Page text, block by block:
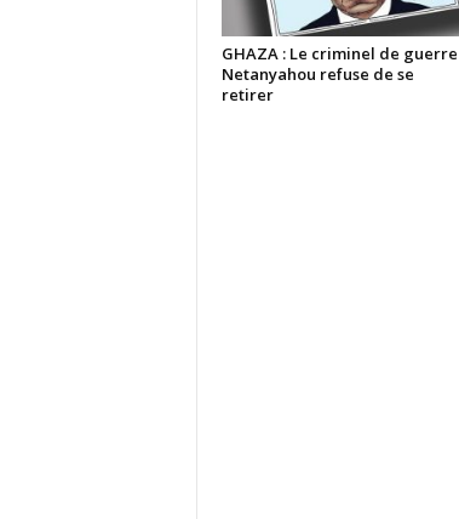
GHAZA : Le criminel de guerre
Netanyahou refuse de se
retirer